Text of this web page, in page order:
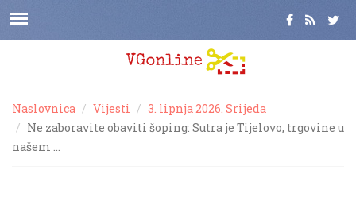
Naslovnica Vijesti
3. lipnja 2026. Srijeda
Ne zaboravite obaviti šoping: Sutra je Tijelovo, trgovine u
našem …